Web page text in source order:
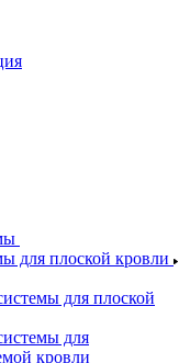
для плоской кровли
для плоской
для
кровли